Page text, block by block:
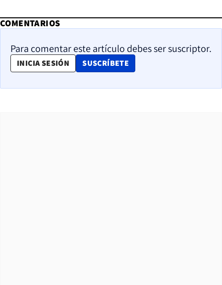
COMENTARIOS
Para comentar este artículo debes ser suscriptor.
INICIA SESIÓN SUSCRÍBETE
OPENS IN NEW WINDOW